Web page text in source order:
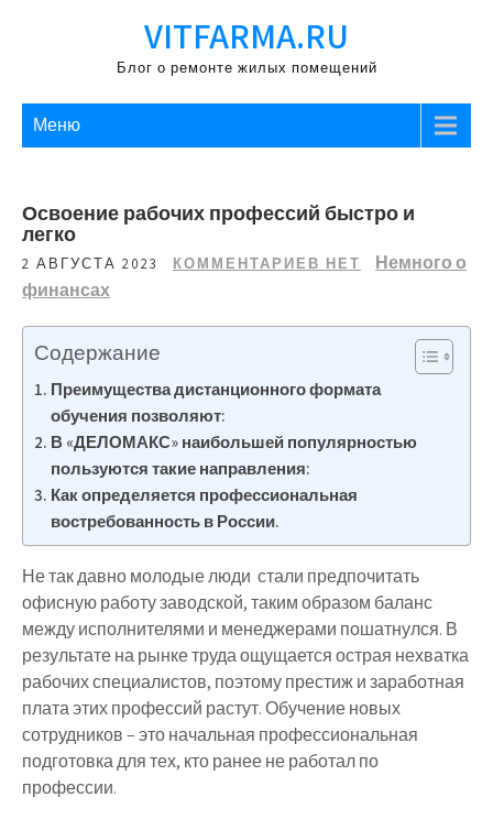
VITFARMA.RU
Блог о ремонте жилых помещений
Меню
Освоение рабочих профессий быстро и
легко
2 АВГУСТА 2023 КОММЕНТАРИЕВ НЕТ
Немного о
финансах
Содержание
Преимущества дистанционного формата
обучения позволяют:
В «ДЕЛОМАКС» наибольшей популярностью
пользуются такие направления:
Как определяется профессиональная
востребованность в России.
Не так давно молодые люди стали предпочитать
офисную работу заводской, таким образом баланс
между исполнителями и менеджерами пошатнулся. В
результате на рынке труда ощущается острая нехватка
рабочих специалистов, поэтому престиж и заработная
плата этих профессий растут. Обучение новых
сотрудников – это начальная профессиональная
подготовка для тех, кто ранее не работал по
профессии.